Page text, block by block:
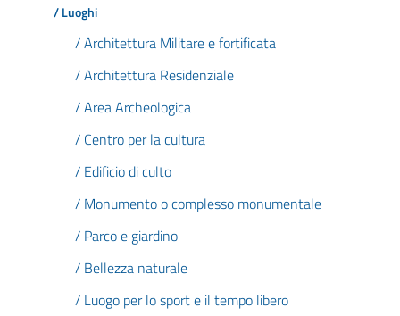
/ Luoghi
/ Architettura Militare e fortificata
/ Architettura Residenziale
/ Area Archeologica
/ Centro per la cultura
/ Edificio di culto
/ Monumento o complesso monumentale
/ Parco e giardino
/ Bellezza naturale
/ Luogo per lo sport e il tempo libero